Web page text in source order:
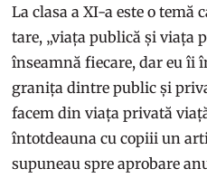
La clasa a XI-a este o temă
tare, „viața publică și viața
înseamnă fiecare, dar eu îi
granița dintre public și
facem din viața privată
întotdeauna cu copiii un
supuneau spre aprobare